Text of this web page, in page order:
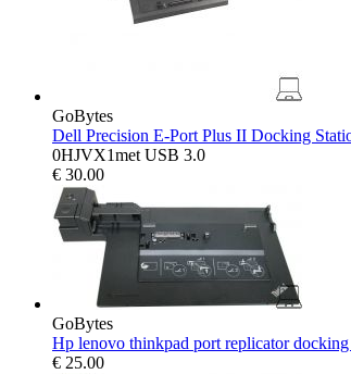
GoBytes
Dell Precision E-Port Plus II Docking
0HJVX1met USB 3.0
€ 30.00
GoBytes
Hp lenovo thinkpad port replicator
€ 25.00